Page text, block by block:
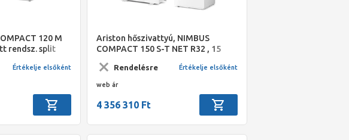
120 M
rendsz. split
1 fázis
Értékelje elsőként
Ariston hőszivattyú, NIMBUS
COMPACT 150 S-T NET R32 , 15
egybeszerelt beltéri egységgel
Rendelésre Értékelje elsőként
web ár
4 356 310 Ft